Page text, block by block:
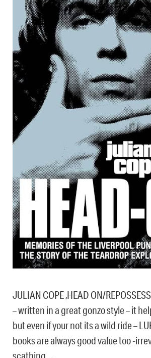
JULIAN COPE ‚HEAD ON/
– written in a great gonzo style – it
but even if your not its a wild ride –
books are always good value too -
scathing…